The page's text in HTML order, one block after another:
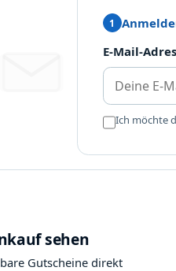
1
E-Mail-
Ich möchte
und App
sehen
Gutscheine direkt